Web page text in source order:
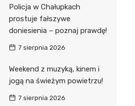
Policja w Chałupkach
prostuje fałszywe
doniesienia – poznaj prawdę!
7 sierpnia 2026
Weekend z muzyką, kinem i
jogą na świeżym powietrzu!
7 sierpnia 2026